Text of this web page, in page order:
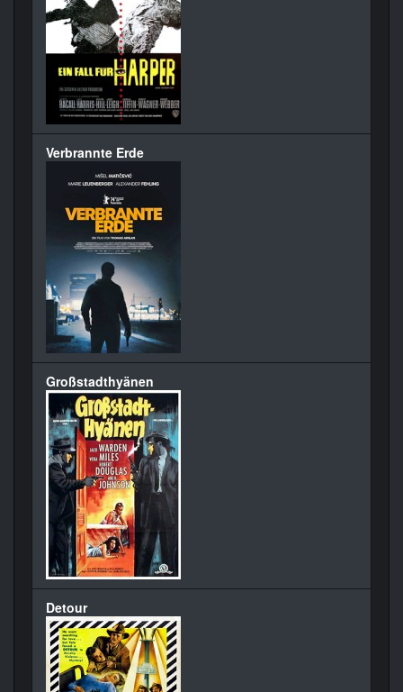
Verbrannte Erde
Großstadthyänen
Detour